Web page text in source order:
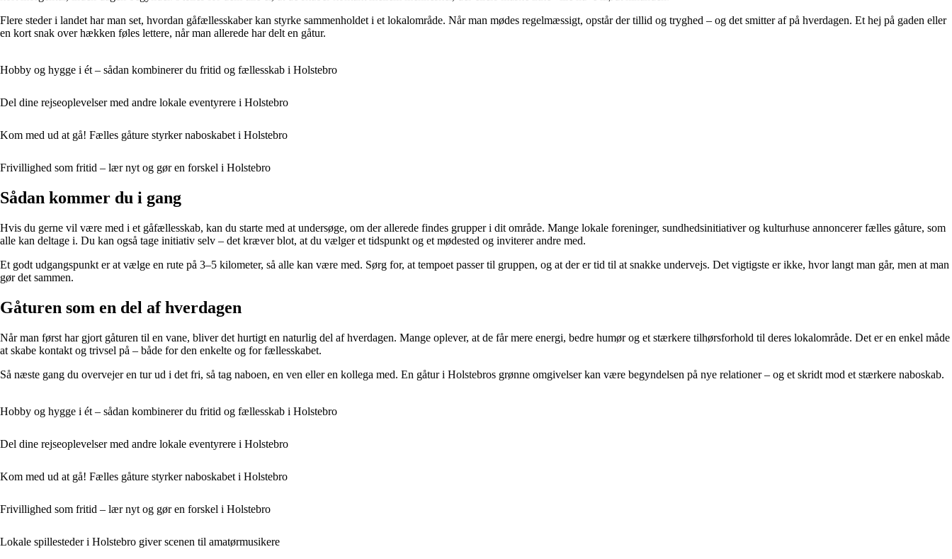
Flere steder i landet har man set, hvordan gåfællesskaber kan styrke sammenholdet i et lokalområde. Når man mødes regelmæssigt, opstår der tillid og tryghed – og det smitter af på hverdagen. Et hej på gaden eller
en kort snak over hækken føles lettere, når man allerede har delt en gåtur.
Hobby og hygge i ét – sådan kombinerer du fritid og fællesskab i Holstebro
Del dine rejseoplevelser med andre lokale eventyrere i Holstebro
Kom med ud at gå! Fælles gåture styrker naboskabet i Holstebro
Frivillighed som fritid – lær nyt og gør en forskel i Holstebro
Sådan kommer du i gang
Hvis du gerne vil være med i et gåfællesskab, kan du starte med at undersøge, om der allerede findes grupper i dit område. Mange lokale foreninger, sundhedsinitiativer og kulturhuse annoncerer fælles gåture, som
alle kan deltage i. Du kan også tage initiativ selv – det kræver blot, at du vælger et tidspunkt og et mødested og inviterer andre med.
Et godt udgangspunkt er at vælge en rute på 3–5 kilometer, så alle kan være med. Sørg for, at tempoet passer til gruppen, og at der er tid til at snakke undervejs. Det vigtigste er ikke, hvor langt man går, men at man
gør det sammen.
Gåturen som en del af hverdagen
Når man først har gjort gåturen til en vane, bliver det hurtigt en naturlig del af hverdagen. Mange oplever, at de får mere energi, bedre humør og et stærkere tilhørsforhold til deres lokalområde. Det er en enkel måde
at skabe kontakt og trivsel på – både for den enkelte og for fællesskabet.
Så næste gang du overvejer en tur ud i det fri, så tag naboen, en ven eller en kollega med. En gåtur i Holstebros grønne omgivelser kan være begyndelsen på nye relationer – og et skridt mod et stærkere naboskab.
Hobby og hygge i ét – sådan kombinerer du fritid og fællesskab i Holstebro
Del dine rejseoplevelser med andre lokale eventyrere i Holstebro
Kom med ud at gå! Fælles gåture styrker naboskabet i Holstebro
Frivillighed som fritid – lær nyt og gør en forskel i Holstebro
Lokale spillesteder i Holstebro giver scenen til amatørmusikere